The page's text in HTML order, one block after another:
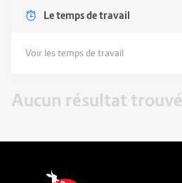
Le temps de travail
Voir les temps de travail
Aucun résultat trouvé